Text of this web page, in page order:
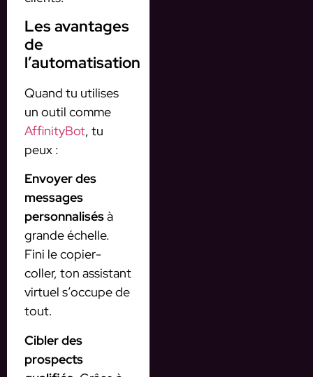
Les avantages
de
l’automatisation
Quand tu utilises
un outil comme
AffinityBot, tu
peux :
Envoyer des
messages
personnalisésà
grande échelle.
Fini le copier-
coller, ton assistant
virtuel s’occupe de
tout.
Cibler des
prospects